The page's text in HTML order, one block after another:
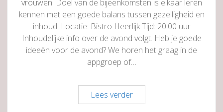
vrouwen. Doel van de bijeenkomsten is elkaar leren
kennen met een goede balans tussen gezelligheid en
inhoud. Locatie: Bistro Heerlijk Tijd: 20:00 uur
Inhoudelijke info over de avond volgt. Heb je goede
ideeën voor de avond? We horen het graag in de
appgroep of…
Lees verderDe
Club